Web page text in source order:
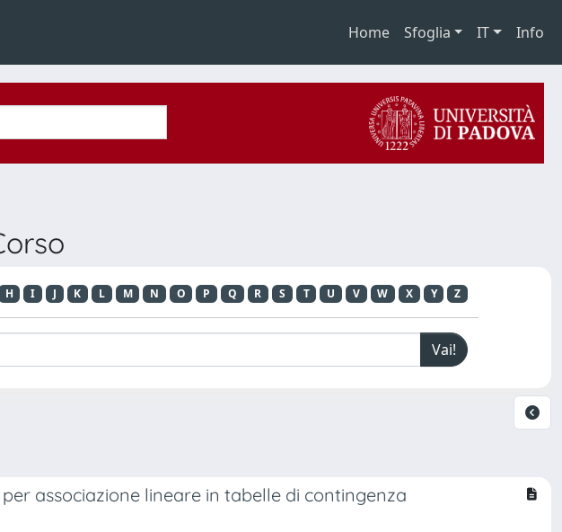
Home Sfoglia IT Info
H I J K L M N O P Q R S T U V W X Y Z
associazione lineare in tabelle di contingenza